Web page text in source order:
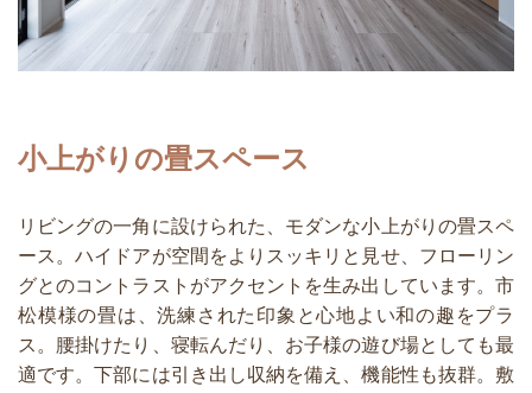
小上がりの畳スペース
リビングの一角に設けられた、モダンな小上がりの畳スペ
ース。ハイドアが空間をよりスッキリと見せ、フローリン
グとのコントラストがアクセントを生み出しています。市
松模様の畳は、洗練された印象と心地よい和の趣をプラ
ス。腰掛けたり、寝転んだり、お子様の遊び場としても最
適です。下部には引き出し収納を備え、機能性も抜群。敷